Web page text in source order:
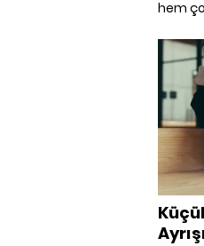
hem
süreci,
yeni